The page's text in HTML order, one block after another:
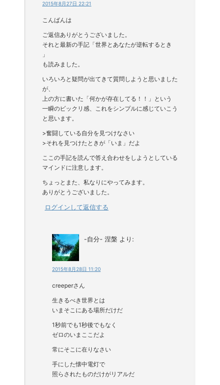
2015年8月27日 22:21
こんばんは
ご返信ありがとうございました。
それと最新の手記「世界とあなたが逆転するとき
」
も読みました。
いろいろと疑問が出てきて質問しようと思いました
が、
上の方に書いた「何かが存在してる！！」という
一瞬のビックリ感、これをシンプルに感じていこう
と思います。
>奮闘している自分を見つけなさい
>それを見つけたときが「いま」だよ
ここの手記を読んで答え合わせをしようとしている
マインドに注意します。
ちょっとまた、私なりにやってみます。
ありがとうございました。
ログインして返信する
-自分- 涅槃 より:
2015年8月28日 11:20
creeperさん
生きるべき世界とは
いまそこにある場所だけだ
1秒前でも1秒後でもなく
ゼロのいまここだよ
常にそこに在りなさい
手にした懐中電灯で
照らされたものだけがリアルだ